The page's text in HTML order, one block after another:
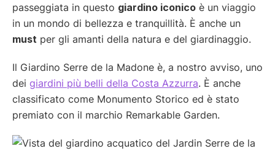
passeggiata in questo giardino iconico è un viaggio
in un mondo di bellezza e tranquillità. È anche un
must per gli amanti della natura e del giardinaggio.
Il Giardino Serre de la Madone è, a nostro avviso, uno
dei giardini più belli della Costa Azzurra. È anche
classificato come Monumento Storico ed è stato
premiato con il marchio Remarkable Garden.